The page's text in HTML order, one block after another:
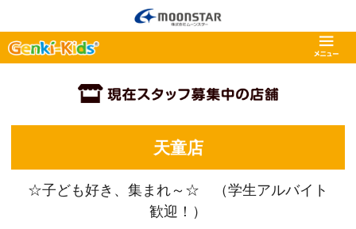
天童店
☆子ども好き、集まれ～☆ （学生アルバイト
歓迎！）